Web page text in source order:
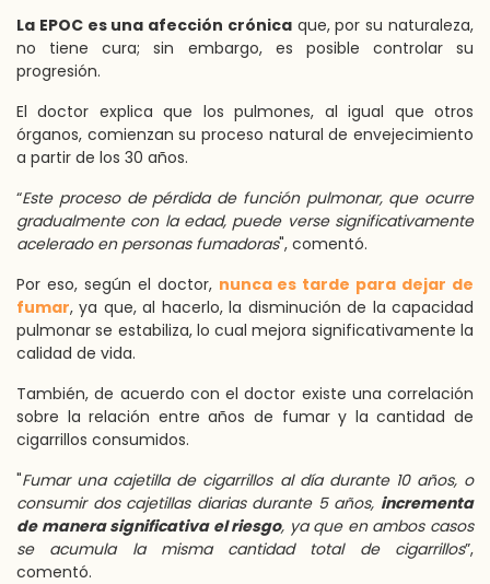
La EPOC es una afección crónicaque, por su naturaleza,
no tiene cura; sin embargo, es posible controlar su
progresión.
El doctor explica que los pulmones, al igual que otros
órganos, comienzan su proceso natural de envejecimiento
a partir de los 30 años.
“Este proceso de pérdida de función pulmonar, que ocurre
gradualmente con la edad, puede verse significativamente
acelerado en personas fumadoras", comentó.
Por eso, según el doctor, nunca es tarde para dejar de
fumar, ya que, al hacerlo, la disminución de la capacidad
pulmonar se estabiliza, lo cual mejora significativamente la
calidad de vida.
También, de acuerdo con el doctor existe una correlación
sobre la relación entre años de fumar y la cantidad de
cigarrillos consumidos.
"Fumar una cajetilla de cigarrillos al día durante 10 años, o
consumir dos cajetillas diarias durante 5 años, incrementa
de manera significativa el riesgo, ya que en ambos casos
se acumula la misma cantidad total de cigarrillos”,
comentó.